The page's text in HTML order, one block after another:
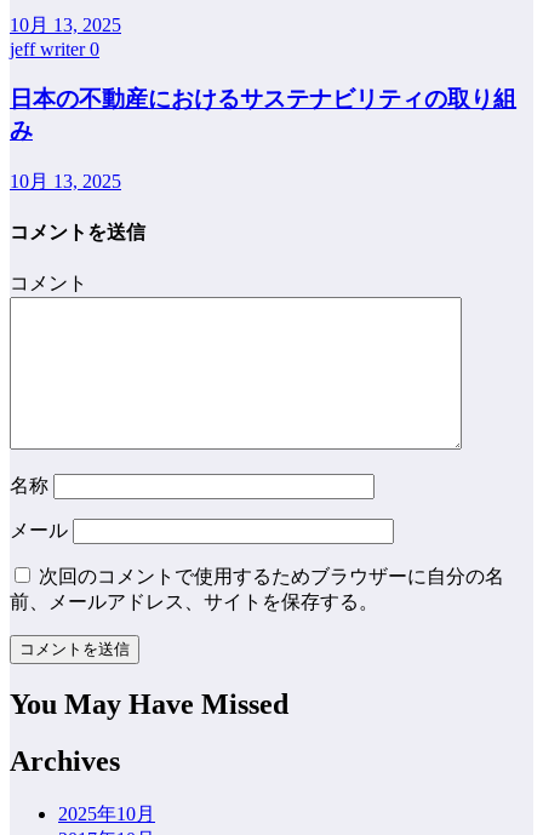
10月 13, 2025
jeff writer0
日本の不動産におけるサステナビリティの取り組
み
10月 13, 2025
コメントを送信
コメント
名称
メール
次回のコメントで使用するためブラウザーに自分の名
前、メールアドレス、サイトを保存する。
You May Have Missed
Archives
2025年10月